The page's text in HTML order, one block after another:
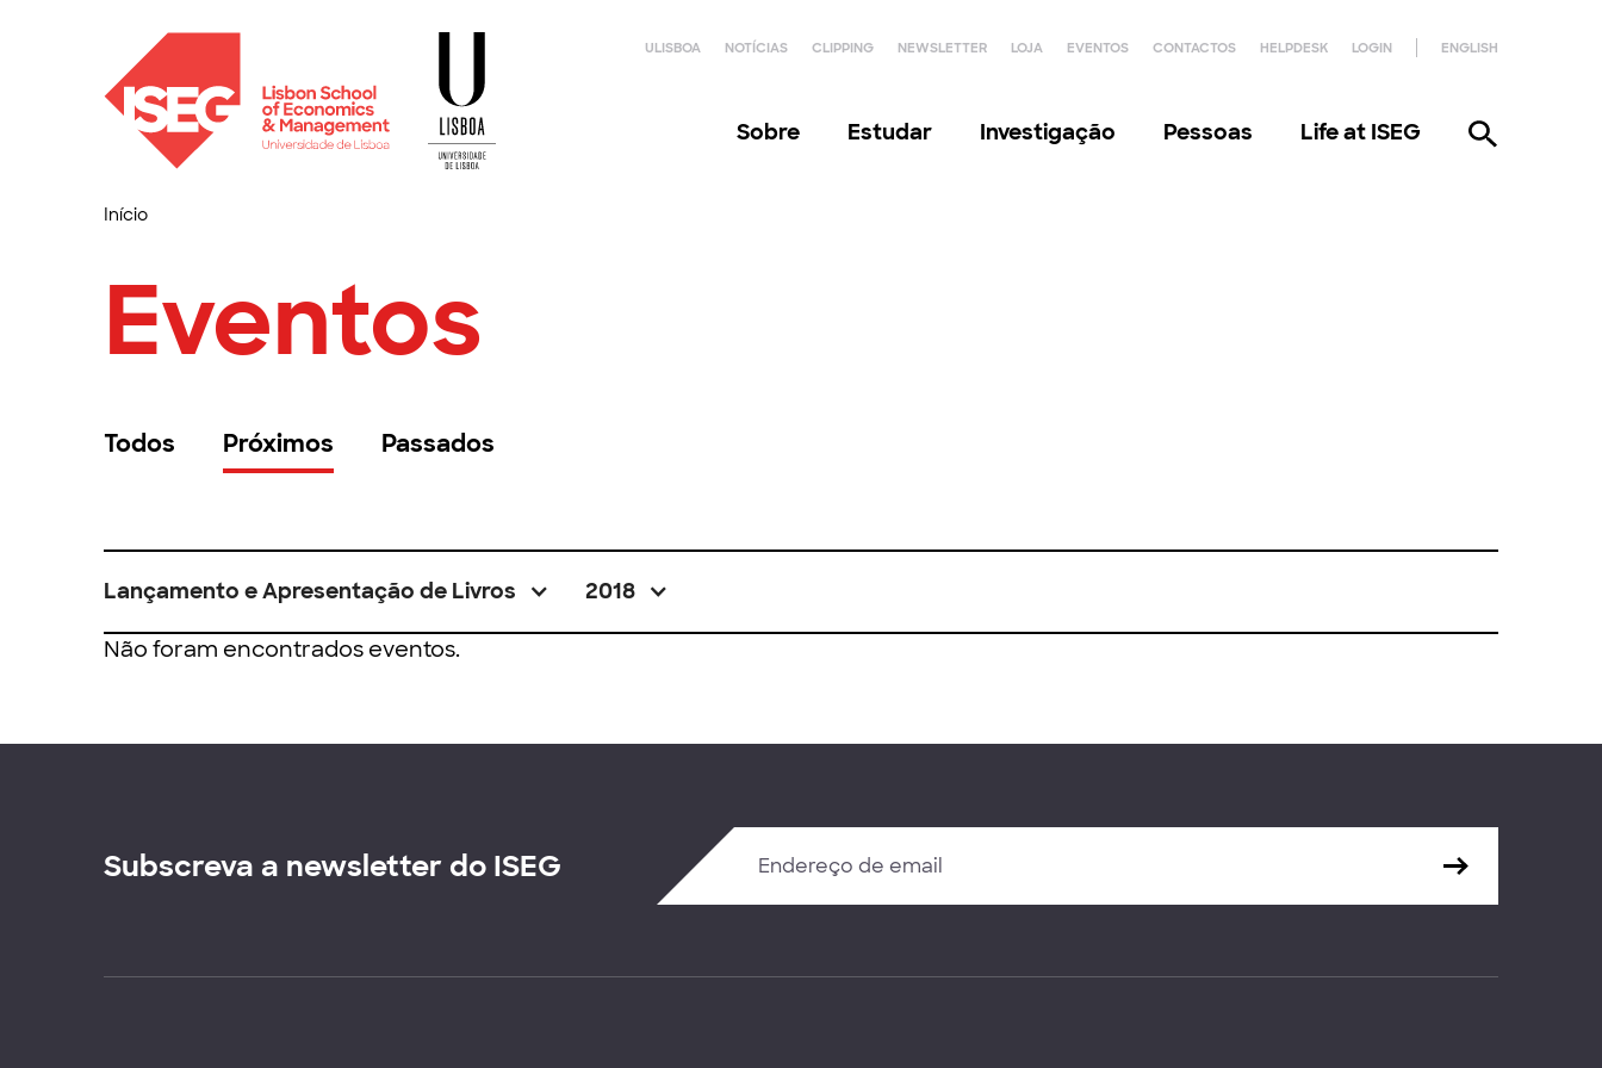
ULISBOA NOTÍCIAS CLIPPING NEWSLETTER LOJA EVENTOS CONTACTOS HELPDESK LOGIN ENGLISH
Sobre Estudar Investigação Pessoas Life at ISEG
Início
Eventos
Todos Próximos Passados
Lançamento e Apresentação de Livros 2018
Não foram encontrados eventos.
Subscreva a newsletter do ISEG